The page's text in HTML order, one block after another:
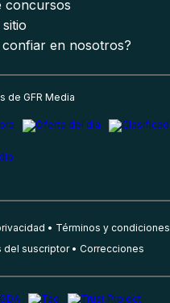
concursos
confiar en nosotros?
de GFR Media
Términos y condiciones
del suscriptor
Correcciones